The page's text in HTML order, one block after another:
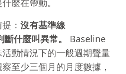
麼在帶動。
： 沒有基準線
什麼叫異常。
Baseline
動情況下的一般週期聲量
至少三個月的月度數據，